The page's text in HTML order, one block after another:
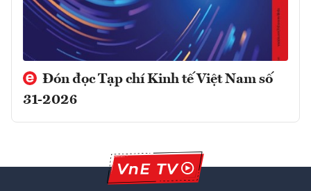
Đón đọc Tạp chí Kinh tế Việt Nam số
31-2026